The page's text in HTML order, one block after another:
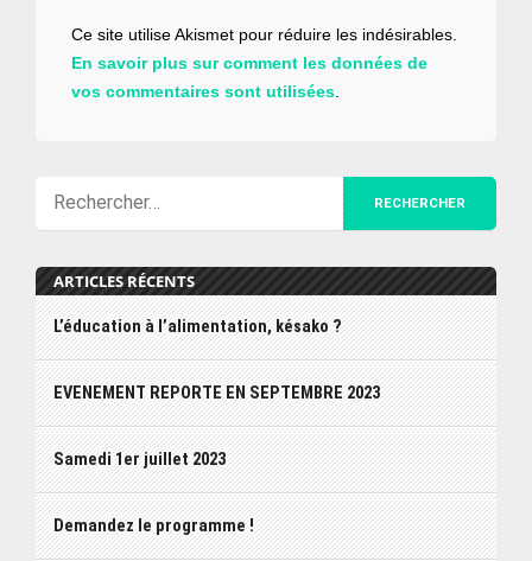
Ce site utilise Akismet pour réduire les indésirables.
En savoir plus sur comment les données de
vos commentaires sont utilisées.
ARTICLES RÉCENTS
L’éducation à l’alimentation, késako ?
EVENEMENT REPORTE EN SEPTEMBRE 2023
Samedi 1er juillet 2023
Demandez le programme !